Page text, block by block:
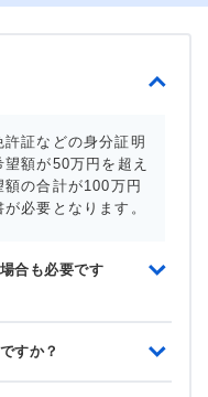
証などの身分証明
額が50万円を超え
の合計が100万円
必要となります。
合も必要です
すか？